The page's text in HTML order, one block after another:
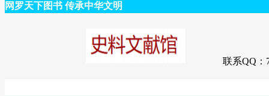
网罗天下图书 传承中华文明
联系QQ：